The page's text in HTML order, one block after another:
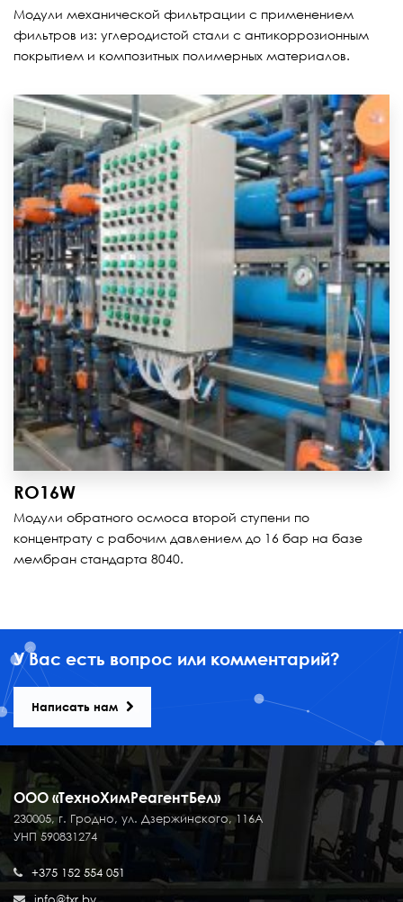
Модули механической фильтрации с применением
фильтров из: углеродистой стали с антикоррозионным
покрытием и композитных полимерных материалов.
RO16W
Модули обратного осмоса второй ступени по
концентрату с рабочим давлением до 16 бар на базе
мембран стандарта 8040.
У Вас есть вопрос или комментарий?
Написать нам
ООО «ТехноХимРеагентБел»
230005, г. Гродно, ул. Дзержинского, 116А
УНП 590831274
+375 152 554 051